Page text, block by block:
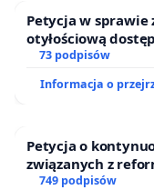
Petycja w
otyłościową
oraz programów
73 podpisów
Informacja o
Petycja o
związanych z
749 podpisów